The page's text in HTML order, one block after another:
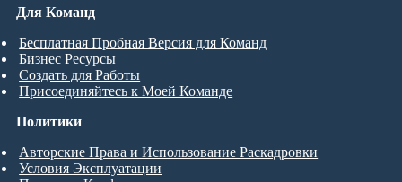
Для Команд
Бесплатная Пробная Версия для Команд
Бизнес Ресурсы
Создать для Работы
Присоединяйтесь к Моей Команде
Политики
Авторские Права и Использование Раскадровки
Условия Эксплуатации